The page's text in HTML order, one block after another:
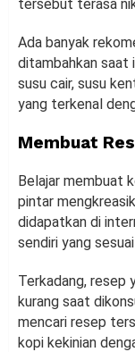
tersebut terasa
Ada banyak
ditambahkan saat
susu cair, susu
yang terkenal
Membuat
Belajar membuat
pintar
didapatkan di
sendiri yang
Terkadang, resep
kurang saat
mencari resep
kopi kekinian